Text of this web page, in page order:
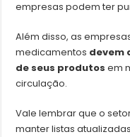
empresas podem ter
Além disso, as
medicamentos devem
de seus produtos em
circulação.
Vale lembrar que o
manter listas